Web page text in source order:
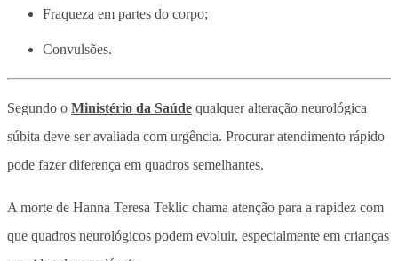
Fraqueza em partes do corpo;
Convulsões.
Segundo o Ministério da Saúde qualquer alteração neurológica
súbita deve ser avaliada com urgência. Procurar atendimento rápido
pode fazer diferença em quadros semelhantes.
A morte de Hanna Teresa Teklic chama atenção para a rapidez com
que quadros neurológicos podem evoluir, especialmente em crianças